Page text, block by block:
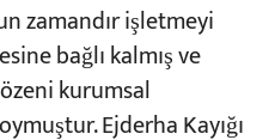
zamandır işletmeyi
bağlı kalmış ve
kurumsal
Ejderha Kayığı